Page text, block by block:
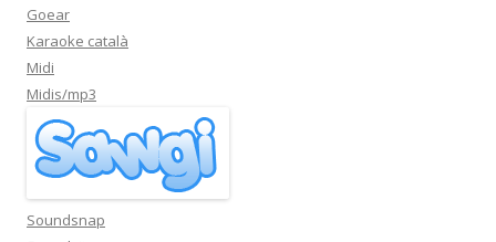
Goear
Karaoke català
Midi
Midis/mp3
Soundsnap